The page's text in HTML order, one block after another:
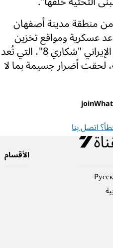
من منطقة مدينة أصفهان
عسكرية ومواقع تخزين
ذخيرة. وفي قاعدة سلاح الجو الإيراني "شكاري 8"، التي تُعد
لحقت أضرار جسيمة بما لا
اتصل بنا
الأقسام